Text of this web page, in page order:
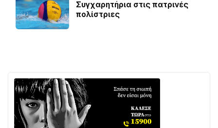
Συγχαρητήρια στις πατρινές
πολίστριες